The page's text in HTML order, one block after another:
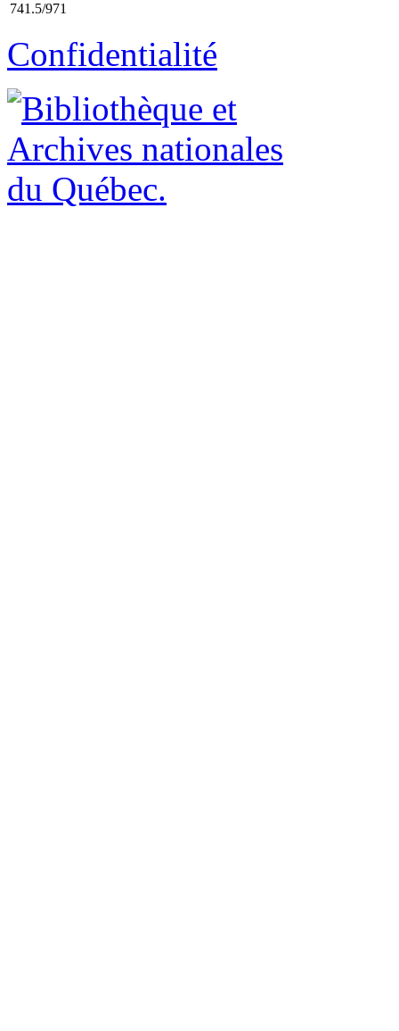
741.5/971
Confidentialité